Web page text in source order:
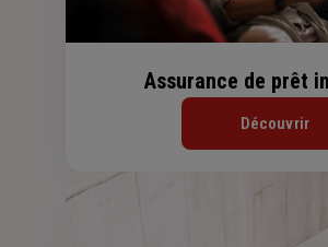
Assurance de prêt
Découvrir